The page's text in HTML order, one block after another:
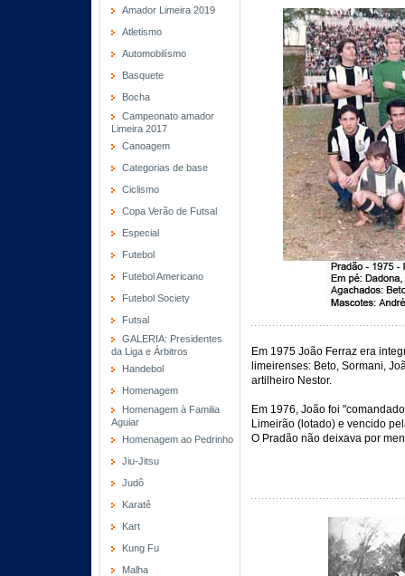
Amador Limeira 2019
Atletismo
Automobilísmo
Basquete
Bocha
Campeonato amador
Limeira 2017
Canoagem
Categorias de base
Ciclismo
Copa Verão de Futsal
Especial
Futebol
Futebol Americano
Futebol Society
Futsal
GALERIA: Presidentes
da Liga e Árbitros
Handebol
Homenagem
Homenagem à Familia
Aguiar
Homenagem ao Pedrinho
Jiu-Jitsu
Judô
Karatê
Kart
Kung Fu
Malha
Em 1975 João Ferraz era
limeirenses: Beto, Sormani,
artilheiro Nestor.
Em 1976, João foi
Limeirão (lotado) e vencido
O Pradão não deixava por